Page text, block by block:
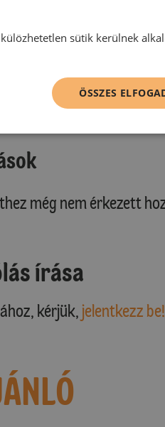
még nem érkezett
írása
kérjük, jelentkezz be!
sütik kerülnek
ÖSSZES